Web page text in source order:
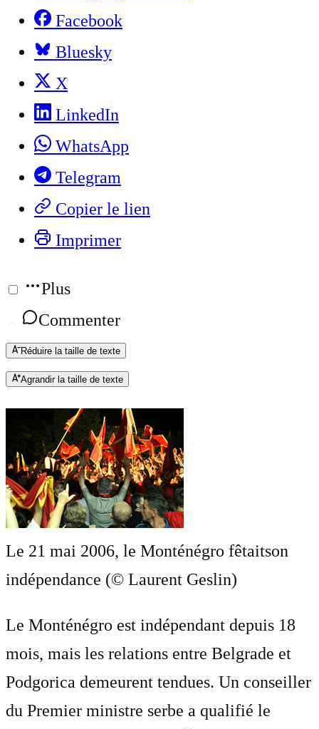
Facebook
Bluesky
X
LinkedIn
WhatsApp
Telegram
Copier le lien
Imprimer
Plus
Commenter
Réduire la taille de texte
Agrandir la taille de texte
Le 21 mai 2006, le Monténégro fêtaitson
indépendance (© Laurent Geslin)
Le Monténégro est indépendant depuis 18
mois, mais les relations entre Belgrade et
Podgorica demeurent tendues. Un conseiller
du Premier ministre serbe a qualifié le